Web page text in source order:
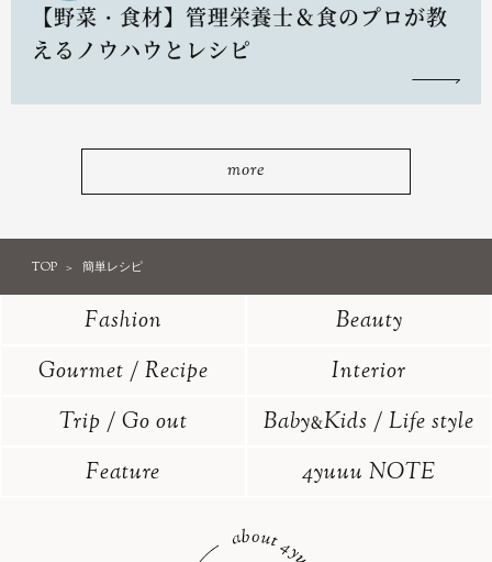
【野菜・食材】管理栄養士＆食のプロが教
えるノウハウとレシピ
more
TOP 簡単レシピ
Fashion
Beauty
Gourmet / Recipe
Interior
Trip / Go out
Baby&Kids / Life style
Feature
4yuuu NOTE